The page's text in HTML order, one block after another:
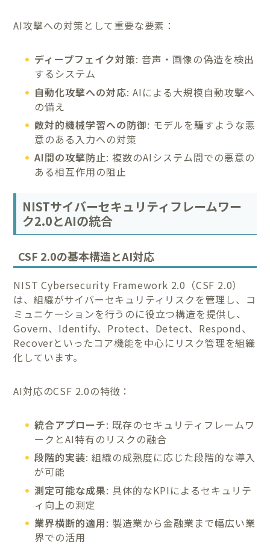
AI攻撃への対策として重要な要素：
ディープフェイク対策: 音声・画像の偽造を検出
するシステム
自動化攻撃への対応: AIによる大規模自動攻撃へ
の備え
敵対的機械学習への防御: モデルを騙すような悪
意のある入力への対策
AI間の攻撃防止: 複数のAIシステム間での悪意の
ある相互作用の阻止
NISTサイバーセキュリティフレームワー
ク2.0とAIの統合
CSF 2.0の基本構造とAI対応
NIST Cybersecurity Framework 2.0（CSF 2.0）
は、組織がサイバーセキュリティリスクを管理し、コ
ミュニケーションを行うのに役立つ構造を提供し、
Govern、Identify、Protect、Detect、Respond、
Recoverといったコア機能を中心にリスク管理を組織
化しています。
AI対応のCSF 2.0の特徴：
統合アプローチ: 既存のセキュリティフレームワ
ークとAI特有のリスクの融合
段階的実装: 組織の成熟度に応じた段階的な導入
が可能
測定可能な成果: 具体的なKPIによるセキュリテ
ィ向上の測定
業界横断的適用: 製造業から金融業まで幅広い業
界での活用